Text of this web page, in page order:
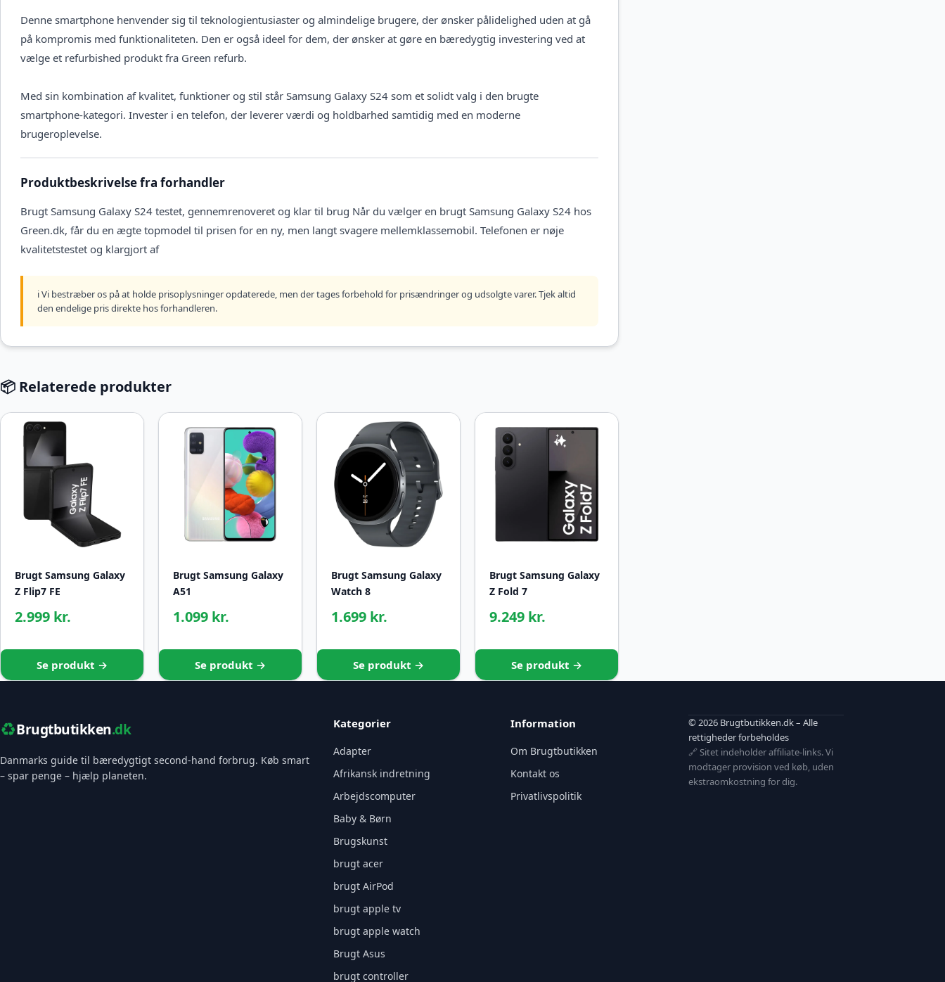
Denne smartphone henvender sig til teknologientusiaster og almindelige brugere, der ønsker pålidelighed uden at gå
på kompromis med funktionaliteten. Den er også ideel for dem, der ønsker at gøre en bæredygtig investering ved at
vælge et refurbished produkt fra Green refurb.
Med sin kombination af kvalitet, funktioner og stil står Samsung Galaxy S24 som et solidt valg i den brugte
smartphone-kategori. Invester i en telefon, der leverer værdi og holdbarhed samtidig med en moderne
brugeroplevelse.
Produktbeskrivelse fra forhandler
Brugt Samsung Galaxy S24 testet, gennemrenoveret og klar til brug Når du vælger en brugt Samsung Galaxy S24 hos
Green.dk, får du en ægte topmodel til prisen for en ny, men langt svagere mellemklassemobil. Telefonen er nøje
kvalitetstestet og klargjort af
ℹ️ Vi bestræber os på at holde prisoplysninger opdaterede, men der tages forbehold for prisændringer og udsolgte varer. Tjek altid
den endelige pris direkte hos forhandleren.
📦 Relaterede produkter
Brugt Samsung Galaxy
Z Flip7 FE
2.999 kr.
Se produkt →
Brugt Samsung Galaxy
A51
1.099 kr.
Se produkt →
Brugt Samsung Galaxy
Watch 8
1.699 kr.
Se produkt →
Brugt Samsung Galaxy
Z Fold 7
9.249 kr.
Se produkt →
♻️Brugtbutikken.dk
Danmarks guide til bæredygtigt second-hand forbrug. Køb smart
– spar penge – hjælp planeten.
Kategorier
Adapter
Afrikansk indretning
Arbejdscomputer
Baby & Børn
Brugskunst
brugt acer
brugt AirPod
brugt apple tv
brugt apple watch
Brugt Asus
brugt controller
Information
Om Brugtbutikken
Kontakt os
Privatlivspolitik
© 2026 Brugtbutikken.dk – Alle
rettigheder forbeholdes
🔗 Sitet indeholder affiliate-links. Vi
modtager provision ved køb, uden
ekstraomkostning for dig.